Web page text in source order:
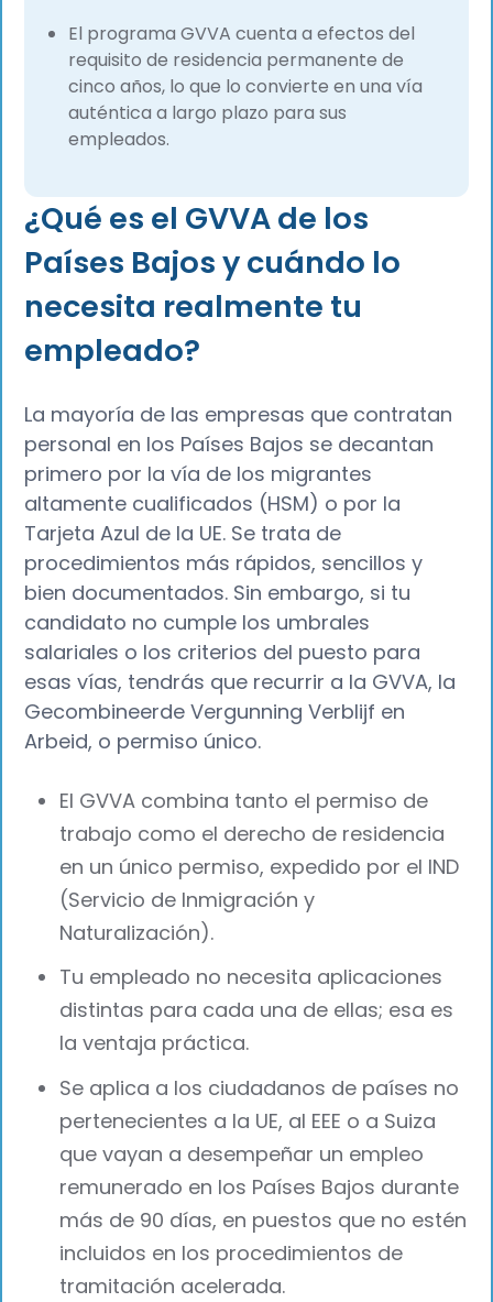
El programa GVVA cuenta a efectos del
requisito de residencia permanente de
cinco años, lo que lo convierte en una vía
auténtica a largo plazo para sus
empleados.
¿Qué es el GVVA de los
Países Bajos y cuándo lo
necesita realmente tu
empleado?
La mayoría de las empresas que contratan
personal en los Países Bajos se decantan
primero por la vía de los migrantes
altamente cualificados (HSM) o por la
Tarjeta Azul de la UE. Se trata de
procedimientos más rápidos, sencillos y
bien documentados. Sin embargo, si tu
candidato no cumple los umbrales
salariales o los criterios del puesto para
esas vías, tendrás que recurrir a la GVVA, la
Gecombineerde Vergunning Verblijf en
Arbeid, o permiso único.
El GVVA combina tanto el permiso de
trabajo como el derecho de residencia
en un único permiso, expedido por el IND
(Servicio de Inmigración y
Naturalización).
Tu empleado no necesita aplicaciones
distintas para cada una de ellas; esa es
la ventaja práctica.
Se aplica a los ciudadanos de países no
pertenecientes a la UE, al EEE o a Suiza
que vayan a desempeñar un empleo
remunerado en los Países Bajos durante
más de 90 días, en puestos que no estén
incluidos en los procedimientos de
tramitación acelerada.